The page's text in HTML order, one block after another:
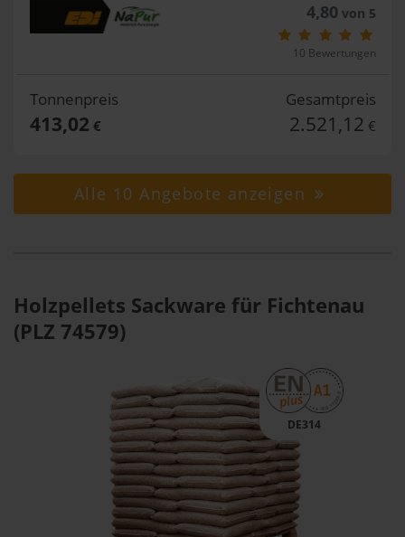
4,80 von 5
10 Bewertungen
Tonnenpreis
413,02 €
Gesamtpreis
2.521,12 €
Alle 10 Angebote anzeigen
Holzpellets Sackware für Fichtenau
(PLZ 74579)
DE314